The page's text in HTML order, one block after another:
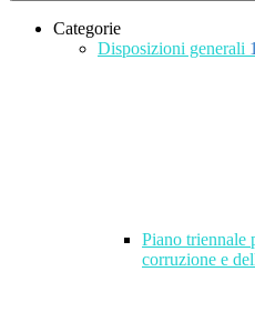
Categorie
Disposizioni generali
Piano triennale
corruzione e